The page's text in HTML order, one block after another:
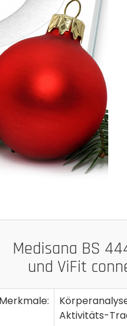
Medisana BS
und ViFit
Merkmale:
Aktivitäts-